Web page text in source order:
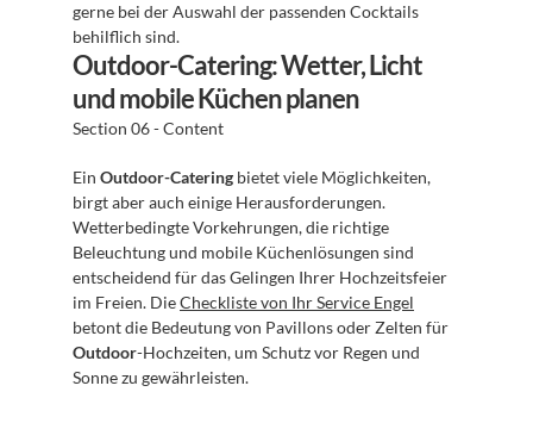
gerne bei der Auswahl der passenden Cocktails
behilflich sind.
Outdoor-Catering: Wetter, Licht
und mobile Küchen planen
Section 06 - Content
Ein Outdoor-Catering bietet viele Möglichkeiten,
birgt aber auch einige Herausforderungen.
Wetterbedingte Vorkehrungen, die richtige
Beleuchtung und mobile Küchenlösungen sind
entscheidend für das Gelingen Ihrer Hochzeitsfeier
im Freien. Die Checkliste von Ihr Service Engel
Outdoor-Hochzeiten, um Schutz vor Regen und
Sonne zu gewährleisten.